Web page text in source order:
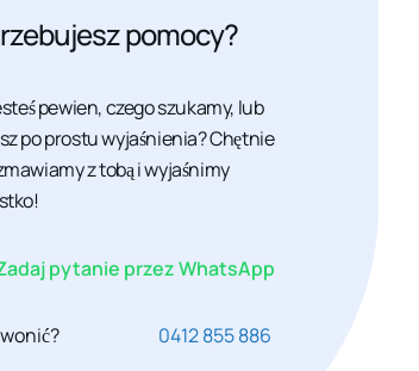
pomocy?
pewien, czego szukamy, lub
po prostu wyjaśnienia? Chętnie
z tobą i wyjaśnimy
pytanie przez WhatsApp
0412 855 886